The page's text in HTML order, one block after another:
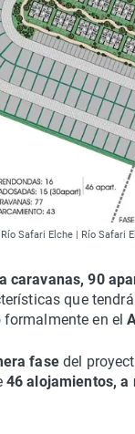
Safari Elche | Río Safari
caravanas, 90
que
en el
fasedel
46 alojamientos, a